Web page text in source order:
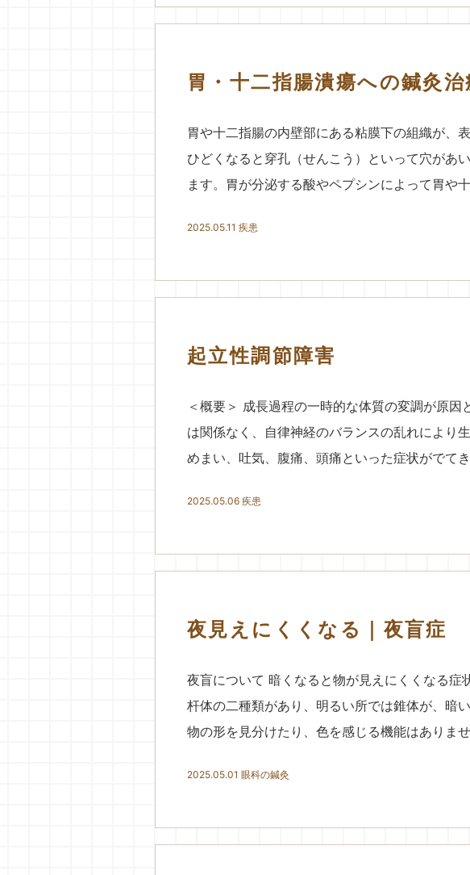
胃・十二指腸潰瘍への鍼灸治
胃や十二指腸の内壁部にある粘膜下の組織が、
ひどくなると穿孔（せんこう）といって穴があ
ます。胃が分泌する酸やペプシンによって胃や
2025.05.11 疾患
起立性調節障害
＜概要＞ 成長過程の一時的な体質の変調が原
は関係なく、自律神経のバランスの乱れにより
めまい、吐気、腹痛、頭痛といった症状がでて
2025.05.06 疾患
夜見えにくくなる｜夜盲症
夜盲について 暗くなると物が見えにくくなる症
杆体の二種類があり、明るい所では錐体が、暗
物の形を見分けたり、色を感じる機能はありま
2025.05.01 眼科の鍼灸